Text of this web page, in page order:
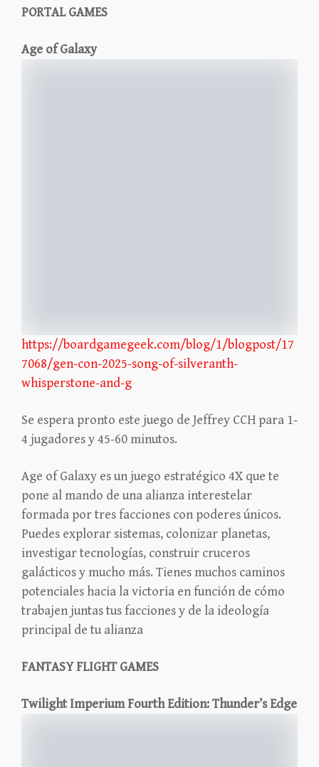
PORTAL GAMES
Age of Galaxy
https://boardgamegeek.com/blog/1/blogpost/17
7068/gen-con-2025-song-of-silveranth-
whisperstone-and-g
Se espera pronto este juego de Jeffrey CCH para 1-
4 jugadores y 45-60 minutos.
Age of Galaxy es un juego estratégico 4X que te
pone al mando de una alianza interestelar
formada por tres facciones con poderes únicos.
Puedes explorar sistemas, colonizar planetas,
investigar tecnologías, construir cruceros
galácticos y mucho más. Tienes muchos caminos
potenciales hacia la victoria en función de cómo
trabajen juntas tus facciones y de la ideología
principal de tu alianza
FANTASY FLIGHT GAMES
Twilight Imperium Fourth Edition: Thunder’s Edge